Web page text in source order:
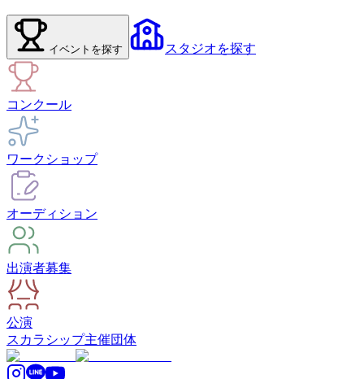
イベント を探す スタジオを探す
コンクール
ワークショップ
オーディション
出演者募集
公演
スカラシップ主催団体